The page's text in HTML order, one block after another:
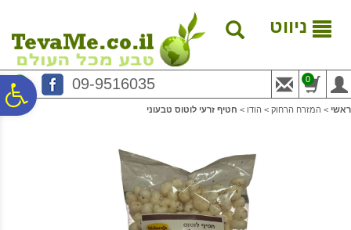
נגישות
המרכזי
ניווט
09-9516035 0
ראשי > המזרח הרחוק > הודו > חטיף זרעי לוטוס טבעוני